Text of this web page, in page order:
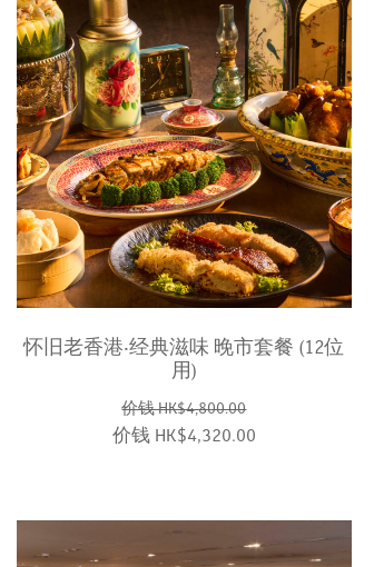
怀旧老香港‧经典滋味 晚市套餐 (12位
用)
价钱 HK$4,800.00
价钱 HK$4,320.00